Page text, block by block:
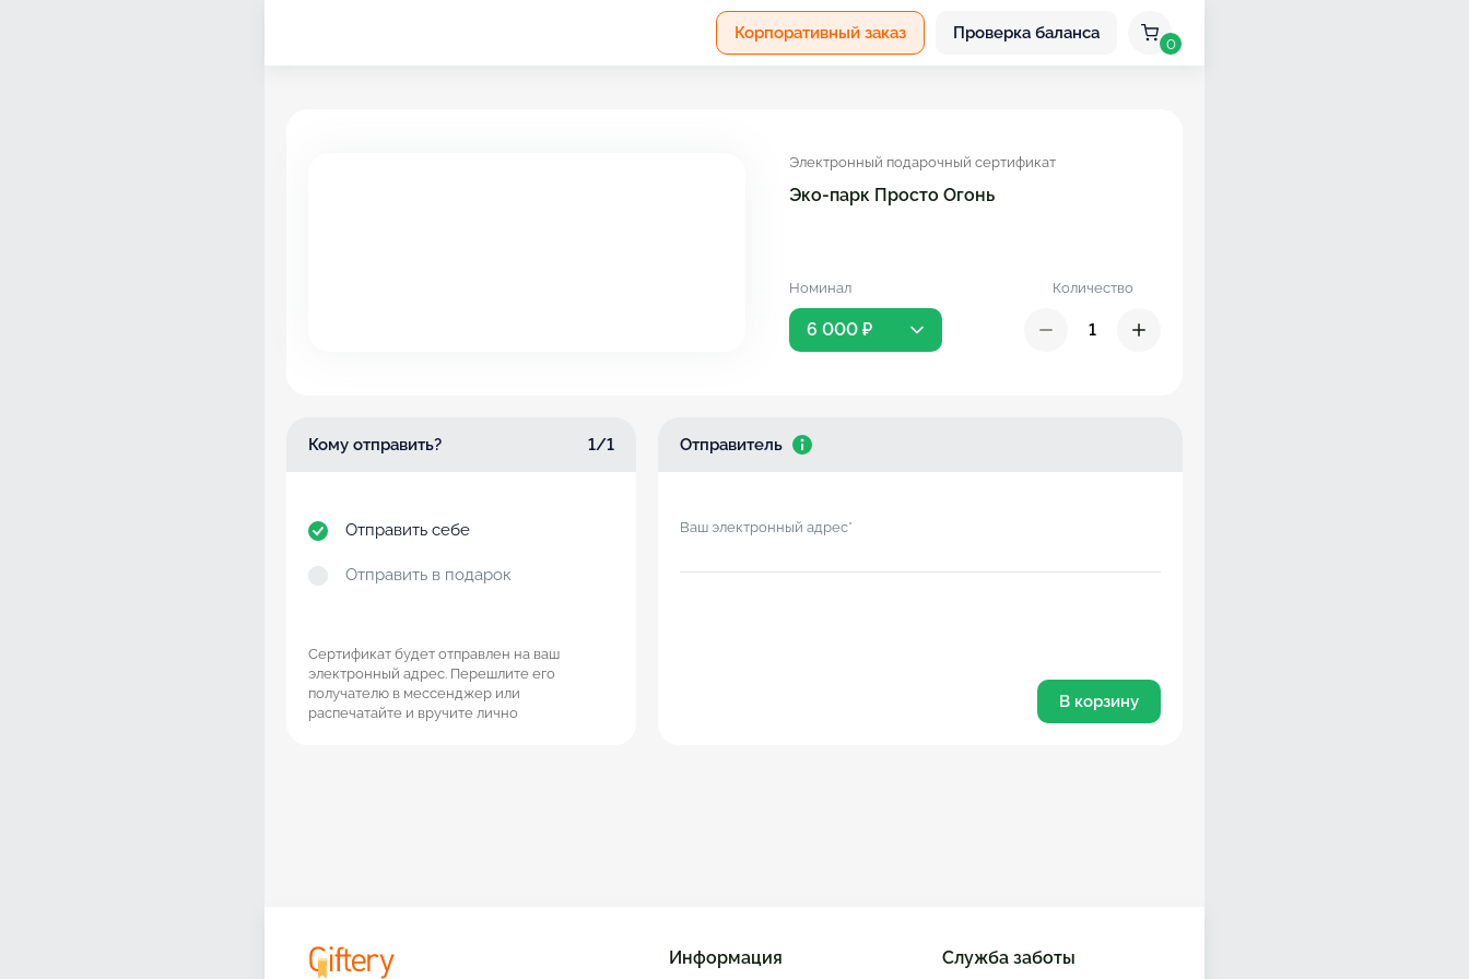
Корпоративный заказ Проверка баланса
0
Электронный подарочный сертификат
Эко-парк Просто Огонь
Номинал
6 000 ₽
Количество
Кому отправить? 1/1
Отправить себе
Отправить в подарок
Сертификат будет отправлен на ваш
электронный адрес. Перешлите его
получателю в мессенджер или
распечатайте и вручите лично
Отправитель
Ваш электронный адрес*
В корзину
Информация Служба заботы